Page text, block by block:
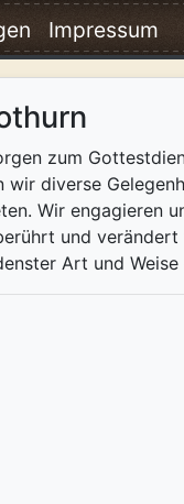
Impressum
zum
diverse
Wir engagieren
und
Art und